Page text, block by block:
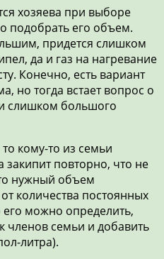
хозяева при выборе
подобрать его объем.
придется слишком
да и газ на нагревание
Конечно, есть вариант
но тогда встает вопрос о
слишком большого
кому-то из семьи
закипит повторно, что не
нужный объем
количества постоянных
можно определить,
членов семьи и добавить
литра).